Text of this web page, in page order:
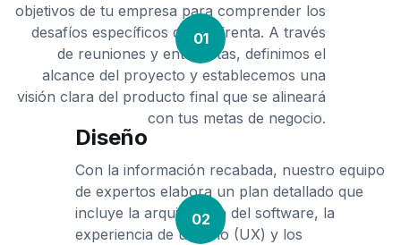
01
objetivos de tu empresa para comprender los
desafíos específicos que enfrenta. A través
de reuniones y entrevistas, definimos el
alcance del proyecto y establecemos una
visión clara del producto final que se alineará
con tus metas de negocio.
02
Diseño
Con la información recabada, nuestro equipo
de expertos elabora un plan detallado que
incluye la arquitectura del software, la
experiencia de usuario (UX) y los